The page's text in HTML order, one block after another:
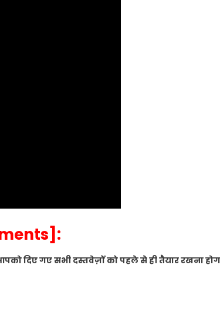
दिए गए सभी दस्तवेज़ों को पहले से ही तैयार रखना